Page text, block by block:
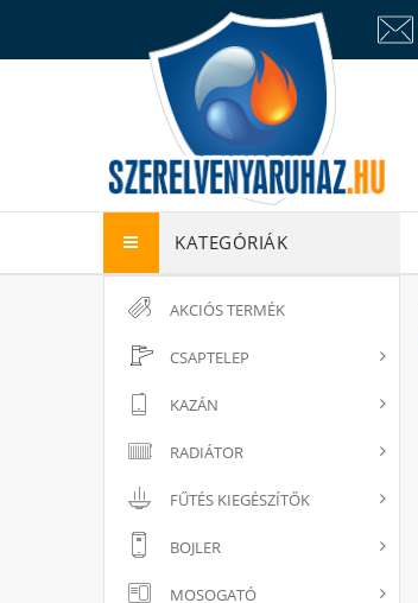
KATEGÓRIÁK
AKCIÓS TERMÉK
CSAPTELEP
KAZÁN
RADIÁTOR
FŰTÉS KIEGÉSZÍTŐK
BOJLER
MOSOGATÓ